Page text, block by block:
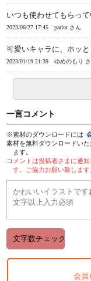
いつも使わせてもらっ
2023/06/27 17:45 parlor さん
可愛いキャラに、ホッ
2023/01/19 21:39 ゆめのもり
一言コメント
※素材のダウンロードには
素材を無料ダウンロードい
ます。
コメントは投稿者さまに通
す。ご協力お願い致します
会員